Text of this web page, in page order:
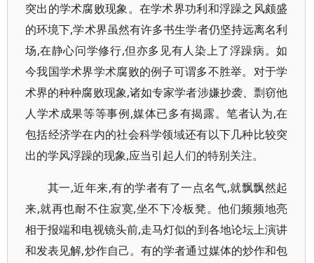
突出的学术腐败现象。在学术界功利和浮躁之风颇盛
的环境下,学术界虽然有许多书生学者仍坚持远离名利
场,在静心问学修行,但亦多见有人染上了浮躁病。如
今我国学术界学术腐败的例子可谓多不胜举。对于学
术界的种种腐败现象,诸如专家学者涉嫌抄袭、剽窃他
人学术成果等等事例,媒体已多有揭露。笔者认为,在
包括经济学在内的社会科学领域还有以下几种比较突
出的学风浮躁的现象,应当引起人们的特别关注。
其一,近年来,有的学者有了一点名气,就飘飘然起
来,就再也耐不住寂寞,坐不下冷板凳。他们频频地亮
相于报端和电视镜头前,走马灯似的到各地论坛上演讲
和发表见解,炒作自己。有的学者通过媒体的炒作和包